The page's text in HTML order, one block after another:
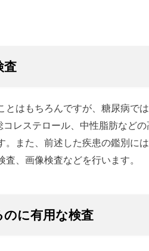
査
とはもちろんですが、糖尿病で
レステロール、中性脂肪など
。また、前述した疾患の鑑別に
、画像検査などを行います。
に有用な検査